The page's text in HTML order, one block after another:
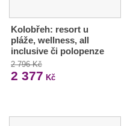
Kolobřeh: resort u
pláže, wellness, all
inclusive či polopenze
2 796 Kč
2 377 Kč